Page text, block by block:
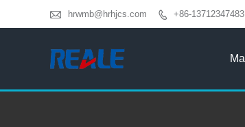
 hrwmb@hrhjcs.com  +86-